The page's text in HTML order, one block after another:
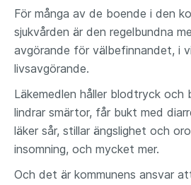
För många av de boende i den
sjukvården är den regelbundna
avgörande för välbefinnandet, i
livsavgörande.
Läkemedlen håller blodtryck och
lindrar smärtor, får bukt med
läker sår, stillar ängslighet och
insomning, och mycket mer.
Och det är kommunens ansvar